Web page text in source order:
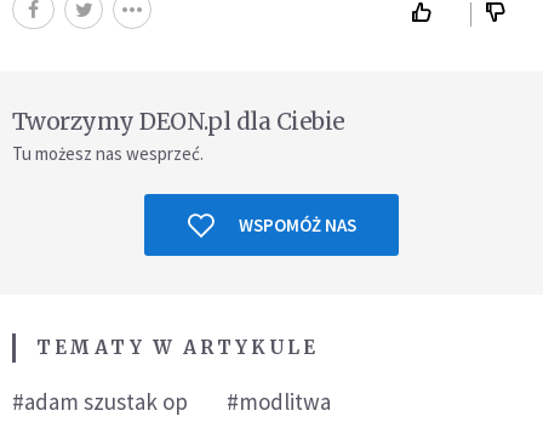
Tworzymy DEON.pl dla Ciebie
Tu możesz nas wesprzeć.
WSPOMÓŻ NAS
TEMATY W ARTYKULE
#adam szustak op
#modlitwa